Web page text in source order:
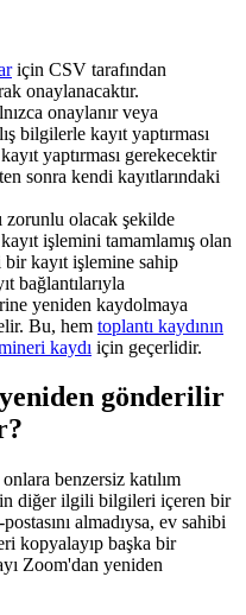
için CSV tarafından
onaylanacaktır.
onaylanır veya
bilgilerle kayıt yaptırması
yaptırması gerekecektir
sonra kendi kayıtlarındaki
zorunlu olacak şekilde
işlemini tamamlamış olan
bir kayıt işlemine sahip
bağlantılarıyla
yeniden kaydolmaya
Bu, hem toplantı kaydının
kaydı için geçerlidir.
yeniden gönderilir
benzersiz katılım
diğer ilgili bilgileri içeren bir
almadıysa, ev sahibi
kopyalayıp başka bir
Zoom'dan yeniden